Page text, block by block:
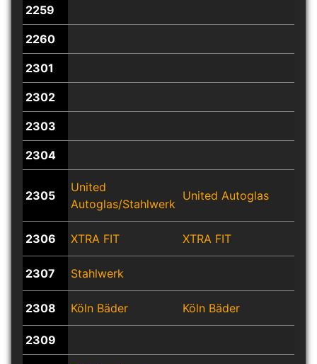
2259
2260
2301
2302
2303
2304
2305
United
Autoglas/Stahlwerk
United Autoglas
2306 XTRA FIT XTRA FIT
2307 Stahlwerk
2308 Köln Bäder Köln Bäder
2309